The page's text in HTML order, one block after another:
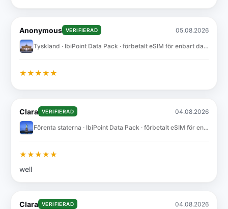
Anonymous VERIFIERAD 05.08.2026
Tyskland · IbiPoint Data Pack · förbetalt eSIM för enbart data med 3GB i 15 dagar
★★★★★
Clara VERIFIERAD 04.08.2026
Förenta staterna · IbiPoint Data Pack · förbetalt eSIM för enbart data med 10GB i 30 dagar
★★★★★
well
Clara VERIFIERAD 04.08.2026